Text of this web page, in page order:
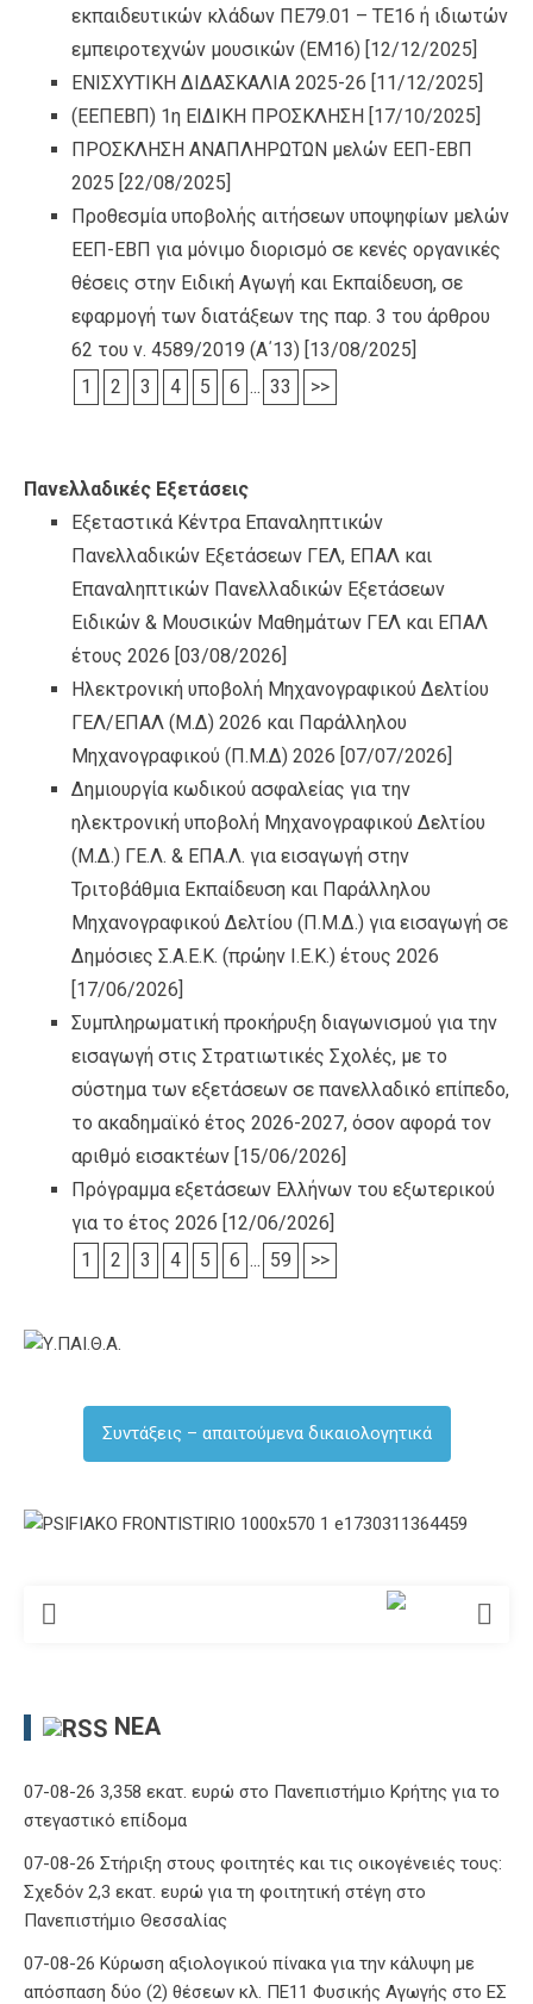
εκπαιδευτικών κλάδων ΠΕ79.01 – ΤΕ16 ή ιδιωτών
εμπειροτεχνών μουσικών (ΕΜ16) [12/12/2025]
ΕΝΙΣΧΥΤΙΚΗ ΔΙΔΑΣΚΑΛΙΑ 2025-26 [11/12/2025]
(ΕΕΠΕΒΠ) 1η ΕΙΔΙΚΗ ΠΡΟΣΚΛΗΣΗ [17/10/2025]
ΠΡΟΣΚΛΗΣΗ ΑΝΑΠΛΗΡΩΤΩΝ μελών ΕΕΠ-ΕΒΠ
2025 [22/08/2025]
Προθεσμία υποβολής αιτήσεων υποψηφίων μελών
ΕΕΠ-ΕΒΠ για μόνιμο διορισμό σε κενές οργανικές
θέσεις στην Ειδική Αγωγή και Εκπαίδευση, σε
εφαρμογή των διατάξεων της παρ. 3 του άρθρου
62 του ν. 4589/2019 (Α΄13) [13/08/2025]
1
2 3 4 5 6 ... 33 >>
Πανελλαδικές Εξετάσεις
Εξεταστικά Κέντρα Επαναληπτικών
Πανελλαδικών Εξετάσεων ΓΕΛ, ΕΠΑΛ και
Επαναληπτικών Πανελλαδικών Εξετάσεων
Ειδικών & Μουσικών Μαθημάτων ΓΕΛ και ΕΠΑΛ
έτους 2026 [03/08/2026]
Ηλεκτρονική υποβολή Μηχανογραφικού Δελτίου
ΓΕΛ/ΕΠΑΛ (Μ.Δ) 2026 και Παράλληλου
Μηχανογραφικού (Π.Μ.Δ) 2026 [07/07/2026]
Δημιουργία κωδικού ασφαλείας για την
ηλεκτρονική υποβολή Μηχανογραφικού Δελτίου
(Μ.Δ.) ΓΕ.Λ. & ΕΠΑ.Λ. για εισαγωγή στην
Τριτοβάθμια Εκπαίδευση και Παράλληλου
Μηχανογραφικού Δελτίου (Π.Μ.Δ.) για εισαγωγή σε
Δημόσιες Σ.Α.Ε.Κ. (πρώην Ι.Ε.Κ.) έτους 2026
[17/06/2026]
Συμπληρωματική προκήρυξη διαγωνισμού για την
εισαγωγή στις Στρατιωτικές Σχολές, με το
σύστημα των εξετάσεων σε πανελλαδικό επίπεδο,
το ακαδημαϊκό έτος 2026-2027, όσον αφορά τον
αριθμό εισακτέων [15/06/2026]
Πρόγραμμα εξετάσεων Ελλήνων του εξωτερικού
για το έτος 2026 [12/06/2026]
1
2 3 4 5 6 ... 59 >>
Συντάξεις – απαιτούμενα δικαιολογητικά
ΝΈΑ
07-08-26 3,358 εκατ. ευρώ στο Πανεπιστήμιο Κρήτης για το
στεγαστικό επίδομα
07-08-26 Στήριξη στους φοιτητές και τις οικογένειές τους:
Σχεδόν 2,3 εκατ. ευρώ για τη φοιτητική στέγη στο
Πανεπιστήμιο Θεσσαλίας
07-08-26 Κύρωση αξιολογικού πίνακα για την κάλυψη με
απόσπαση δύο (2) θέσεων κλ. ΠΕ11 Φυσικής Αγωγής στο ΕΣ